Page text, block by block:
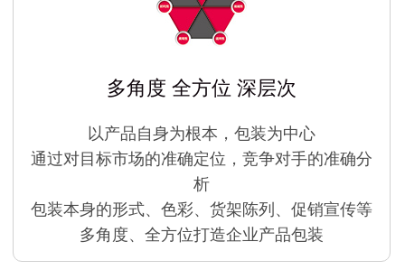
多角度 全方位 深层次
以产品自身为根本，包装为中心
通过对目标市场的准确定位，竞争对手的准确分
析
包装本身的形式、色彩、货架陈列、促销宣传等
多角度、全方位打造企业产品包装